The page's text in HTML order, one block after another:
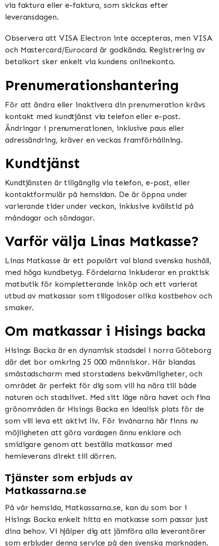
via faktura eller e-faktura, som skickas efter
leveransdagen.
Observera att VISA Electron inte accepteras, men VISA
och Mastercard/Eurocard är godkända. Registrering av
betalkort sker enkelt via kundens onlinekonto.
Prenumerationshantering
För att ändra eller inaktivera din prenumeration krävs
kontakt med kundtjänst via telefon eller e-post.
Ändringar i prenumerationen, inklusive paus eller
adressändring, kräver en veckas framförhållning.
Kundtjänst
Kundtjänsten är tillgänglig via telefon, e-post, eller
kontaktformulär på hemsidan. De är öppna under
varierande tider under veckan, inklusive kvällstid på
måndagar och söndagar.
Varför välja Linas Matkasse?
Linas Matkasse är ett populärt val bland svenska hushåll,
med höga kundbetyg. Fördelarna inkluderar en praktisk
matbutik för kompletterande inköp och ett varierat
utbud av matkassar som tillgodoser olika kostbehov och
smaker.
Om matkassar i Hisings backa
Hisings Backa är en dynamisk stadsdel i norra Göteborg
där det bor omkring 25 000 människor. Här blandas
småstadscharm med storstadens bekvämligheter, och
området är perfekt för dig som vill ha nära till både
naturen och stadslivet. Med sitt läge nära havet och fina
grönområden är Hisings Backa en idealisk plats för de
som vill leva ett aktivt liv. För invånarna här finns nu
möjligheten att göra vardagen ännu enklare och
smidigare genom att beställa matkassar med
hemleverans direkt till dörren.
Tjänster som erbjuds av
Matkassarna.se
På vår hemsida, Matkassarna.se, kan du som bor i
Hisings Backa enkelt hitta en matkasse som passar just
dina behov. Vi hjälper dig att jämföra alla leverantörer
som erbjuder denna service på den svenska marknaden.